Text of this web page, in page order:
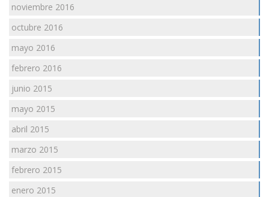
noviembre 2016
octubre 2016
mayo 2016
febrero 2016
junio 2015
mayo 2015
abril 2015
marzo 2015
febrero 2015
enero 2015